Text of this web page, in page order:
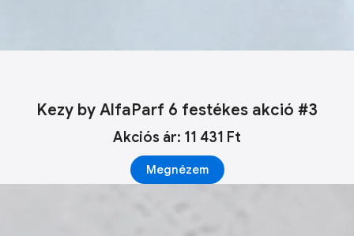
Kezy by AlfaParf 6 festékes akció #3
Akciós ár: 11 431 Ft
Megnézem